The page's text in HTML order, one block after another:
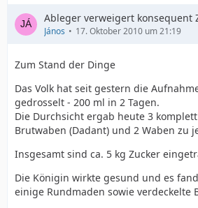
Ableger verweigert konsequent
János 17. Oktober 2010 um 21:19
Zum Stand der Dinge
Das Volk hat seit gestern die
gedrosselt - 200 ml in 2 Tagen.
Die Durchsicht ergab heute 3
Brutwaben (Dadant) und 2 Waben zu
Insgesamt sind ca. 5 kg Zucker
Die Königin wirkte gesund und es
einige Rundmaden sowie verdeckelte